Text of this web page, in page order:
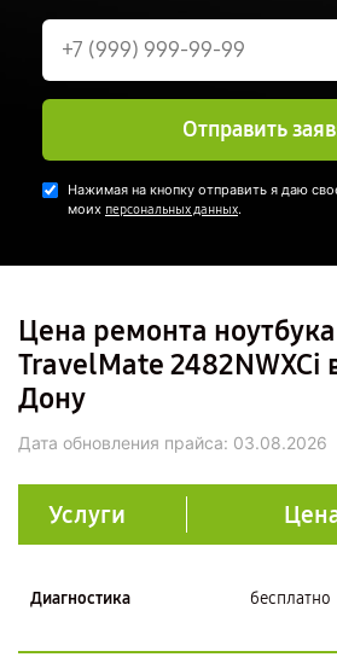
Отправить
Нажимая на кнопку отправить я даю
моих персональных данных.
Цена ремонта
TravelMate 2482NWXCi
Дону
Дата обновления прайса: 03.08.2026
Услуги
Диагностика бесплатно